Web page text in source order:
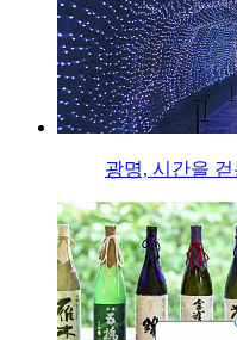
광명, 시간을